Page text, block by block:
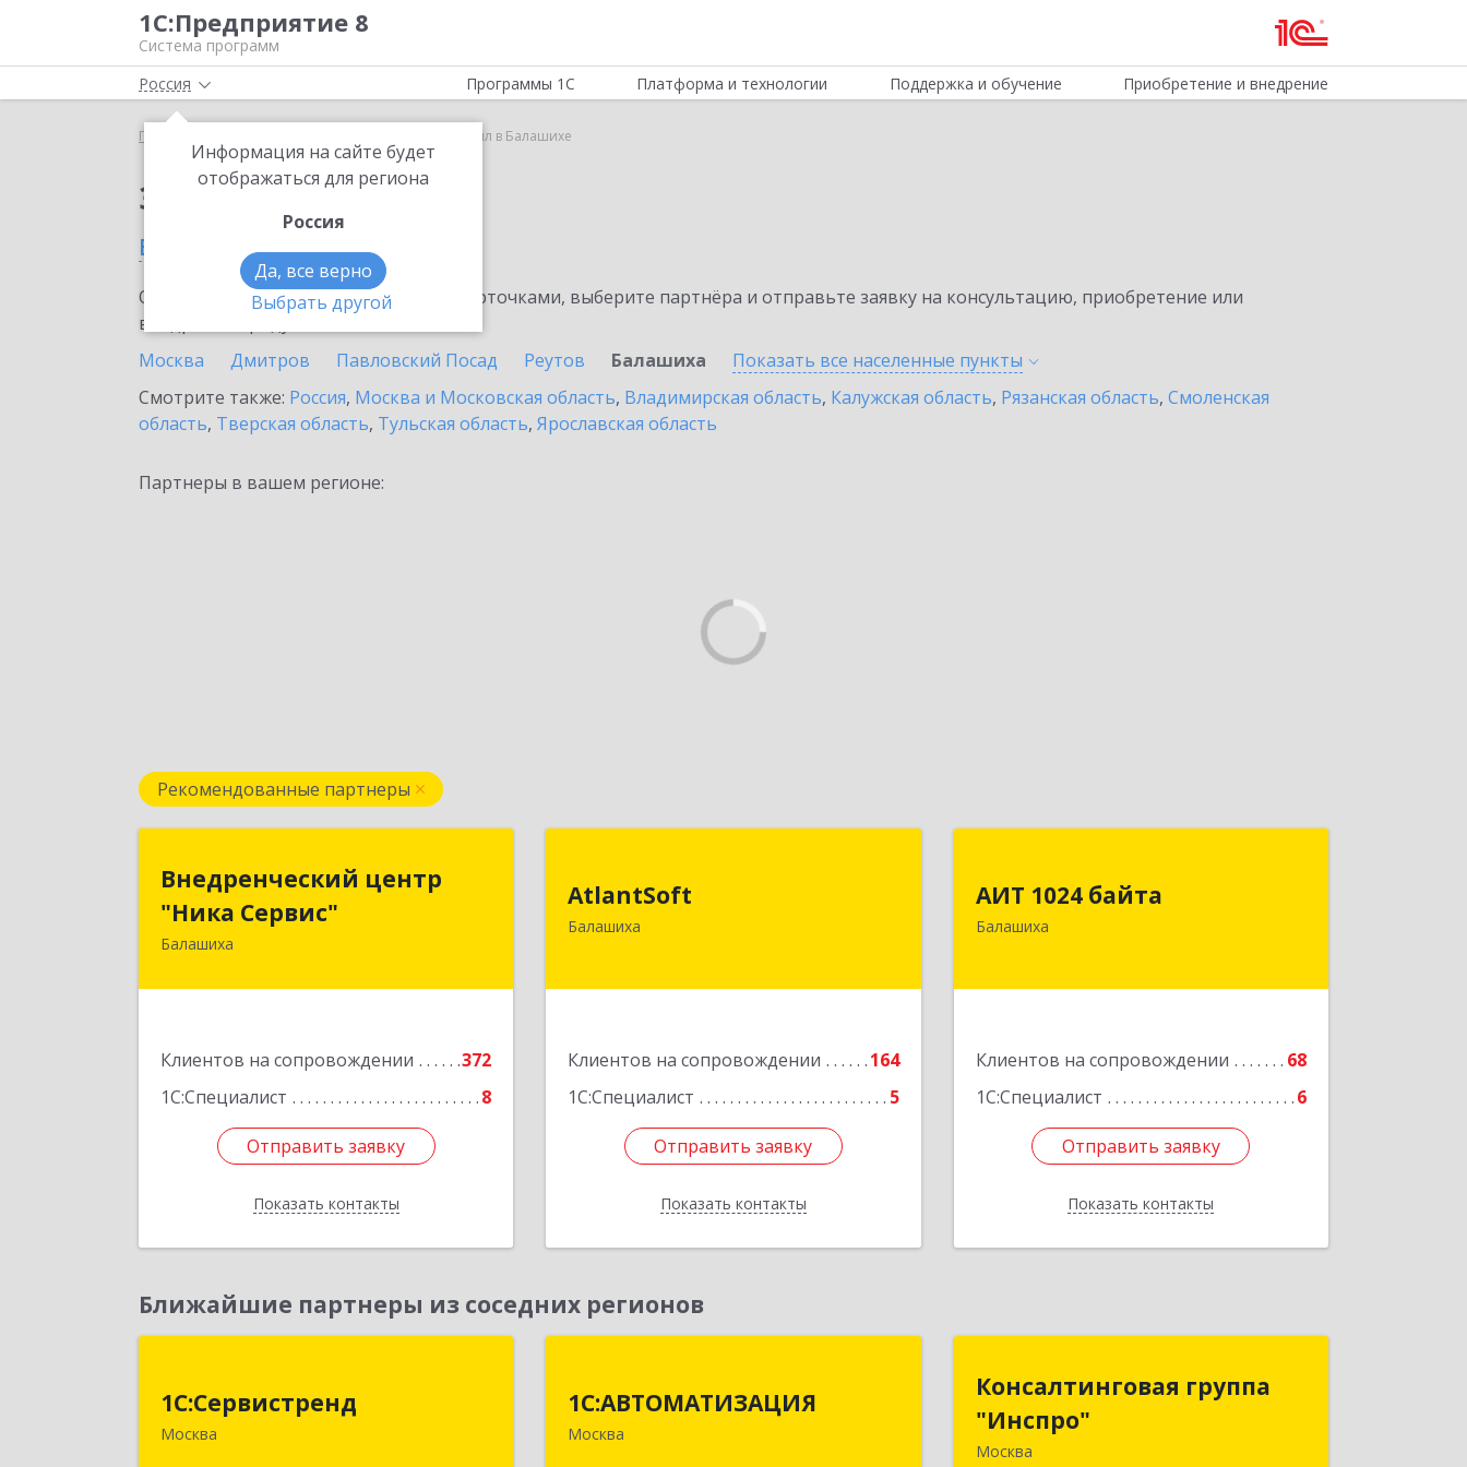
1С:Предприятие 8
Система программ
Россия
Информация на сайте будет
отображаться для региона
Россия
Да, все верно
Выбрать другой
Программы 1С Платформа и технологии Поддержка и обучение Приобретение и внедрение
Главная ИТС Ритейл в Балашихе
Заказать ИТС Ритейл
в Балашихе
Ознакомьтесь с информационными карточками, выберите партнёра и отправьте заявку на консультацию, приобретение или
внедрение продукта.
Москва
Дмитров Павловский Посад Реутов Балашиха Показать все населенные пункты
Смотрите также: Россия, Москва и Московская область, Владимирская область, Калужская область, Рязанская область, Смоленская
область, Тверская область, Тульская область, Ярославская область
Партнеры в вашем регионе:
Рекомендованные партнеры
Внедренческий центр
"Ника Сервис"
Балашиха
Клиентов на сопровождении
372
1С:Специалист
8
Отправить заявку
Показать контакты
Внедренческий центр
"Ника Сервис"
143912, Московская обл, Балашиха г,
Отправить заявку
Назад
AtlantSoft
Балашиха
Клиентов на сопровождении
164
1С:Специалист
5
Отправить заявку
Показать контакты
Звездная ул, дом № 7, корпус 1, оф.609
Подробнее
Отправить заявку
Назад
АИТ 1024 байта
Балашиха
Клиентов на сопровождении
68
1С:Специалист
6
Отправить заявку
Показать контакты
Солнечная ул, дом № 23, кв.104
Подробнее
Отправить заявку
Назад
Ближайшие партнеры из соседних регионов
1С:Сервистренд
Москва
107023, Москва г, Семёновский пер,
1С:АВТОМАТИЗАЦИЯ
Москва
111024, Москва г, Энтузиастов 1-я ул,
Консалтинговая группа
"Инспро"
Москва
"Инспро"
107370, Москва г, Открытое ш, дом №